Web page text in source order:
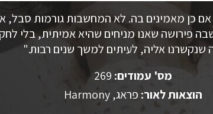
כן מאמינים בה. לא המחשבות גורמות סבל,
פירושה שאנו מניחים שהיא אמיתית, בלי
אליה, לעיתים למשך שנים רבות."
מס' עמודים:
הוצאות לאור: פראג, Harmony